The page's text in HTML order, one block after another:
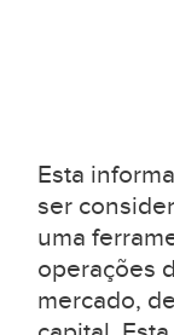
Esta
ser
uma
operações
mercado,